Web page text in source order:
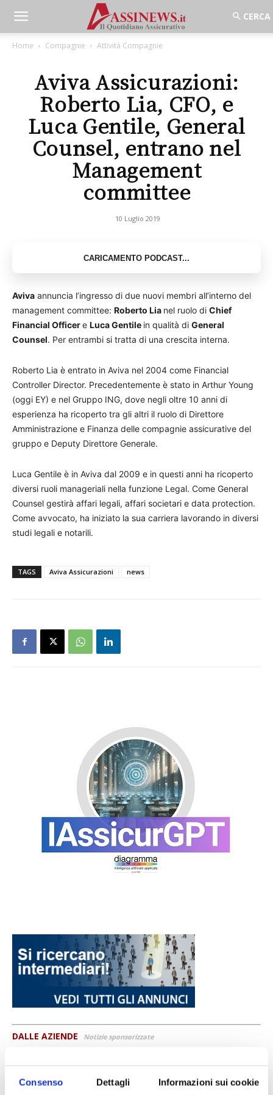
Consenso Dettagli Informazioni sui cookie
Home Compagnie Attività Compagnie
Aviva Assicurazioni:
Roberto Lia, CFO, e
Luca Gentile, General
Counsel, entrano nel
Management
committee
10 Luglio 2019
Aviva annuncia l’ingresso di due nuovi membri all’interno del
management committee: Roberto Lia nel ruolo di Chief
Financial Officere Luca Gentile in qualità di General
Counsel. Per entrambi si tratta di una crescita interna.
Roberto Lia è entrato in Aviva nel 2004 come Financial
Controller Director. Precedentemente è stato in Arthur Young
(oggi EY) e nel Gruppo ING, dove negli oltre 10 anni di
esperienza ha ricoperto tra gli altri il ruolo di Direttore
Amministrazione e Finanza delle compagnie assicurative del
gruppo e Deputy Direttore Generale.
Luca Gentile è in Aviva dal 2009 e in questi anni ha ricoperto
diversi ruoli manageriali nella funzione Legal. Come General
Counsel gestirà affari legali, affari societari e data protection.
Come avvocato, ha iniziato la sua carriera lavorando in diversi
studi legali e notarili.
TAGS Aviva Assicurazioni news
DALLE AZIENDE Notizie sponsorizzate
intermediari partner 2026